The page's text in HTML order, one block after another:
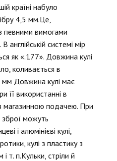
країні набуло
4,5 мм.Це,
певними вимогами
англійській системі мір
як «.177». Довжина кулі
коливається в
мм Довжина кулі має
її використанні в
магазинною подачею. При
зброї можуть
і алюмінієві кулі,
кулі з пластику з
т. п.Кульки, стріли й